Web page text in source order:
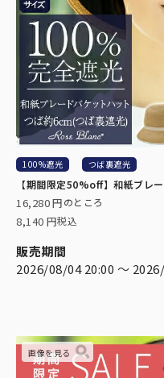
スキンケア/その
100%遮光 つば裏遮光
【期間限定50%off】和紙ブレ
16,280 のところ
8,140 税込
販売期間
2026/08/04 20:00 〜